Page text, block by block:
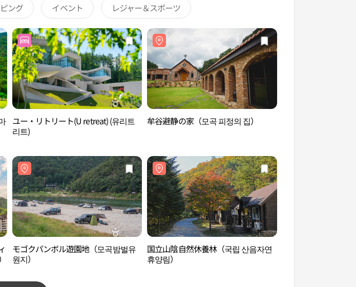
ング イベント レジャー＆スポーツ
ユー・リトリート(U retreat) (유리트
리트)
牟谷避静の家（모곡 피정의 집）
モゴクパンボル遊園地（모곡밤벌유
원지）
国立山陰自然休養林（국립 산음자연
휴양림）